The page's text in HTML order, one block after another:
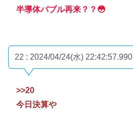
半導体バブル再来？？😳
22 : 2024/04/24(水) 22:42:57.990
>>20
今日決算や